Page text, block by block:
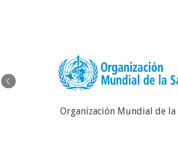
Organización Mundial de la